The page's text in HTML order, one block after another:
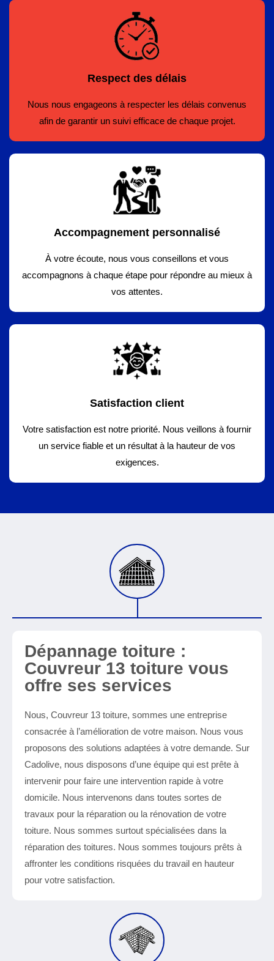
Respect des délais
Nous nous engageons à respecter les délais convenus
afin de garantir un suivi efficace de chaque projet.
Accompagnement personnalisé
À votre écoute, nous vous conseillons et vous
accompagnons à chaque étape pour répondre au mieux à
vos attentes.
Satisfaction client
Votre satisfaction est notre priorité. Nous veillons à fournir
un service fiable et un résultat à la hauteur de vos
exigences.
Dépannage toiture :
Couvreur 13 toiture vous
offre ses services
Nous, Couvreur 13 toiture, sommes une entreprise
consacrée à l’amélioration de votre maison. Nous vous
proposons des solutions adaptées à votre demande. Sur
Cadolive, nous disposons d’une équipe qui est prête à
intervenir pour faire une intervention rapide à votre
domicile. Nous intervenons dans toutes sortes de
travaux pour la réparation ou la rénovation de votre
toiture. Nous sommes surtout spécialisées dans la
réparation des toitures. Nous sommes toujours prêts à
affronter les conditions risquées du travail en hauteur
pour votre satisfaction.